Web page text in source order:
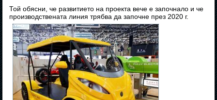
Той обясни, че развитието на проекта вече е започнало и че
производствената линия трябва да започне през 2020 г.